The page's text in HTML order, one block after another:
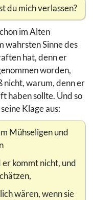
du mich verlassen?
im Alten
wahrsten Sinne des
hat, denn er
worden,
nicht, warum, denn er
haben sollte. Und so
Klage aus:
Mühseligen und
kommt nicht, und
wären, wenn sie